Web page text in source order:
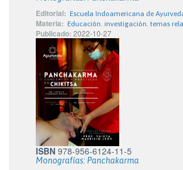
Editorial: Escuela Indoamericana de
Materia: Educación. investigación. temas
Publicado: 2022-10-27
ISBN 978-956-6124-11-5
Monografías: Panchakarma